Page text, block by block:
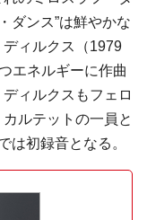
ダンス”は鮮やかな
ィルクス（1979
エネルギーに作曲
ィルクスもフェロ
ルテットの一員と
は初録音となる。